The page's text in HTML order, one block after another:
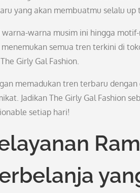
yang akan membuatmu selalu up
warna-warna musim ini hingga
menemukan semua tren terkini di
Girly Gal Fashion.
memadukan tren terbaru
Jadikan The Girly Gal Fashion
setiap hari!